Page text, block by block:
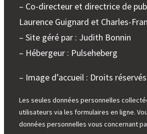
– Co-directeur et directrice de
Laurence Guignard et Charles-
– Site géré par : Judith Bonnin
– Hébergeur : Pulseheberg
– Image d’accueil : Droits
Les seules données personnelles
utilisateurs via les formulaires en ligne.
données personnelles vous concernant